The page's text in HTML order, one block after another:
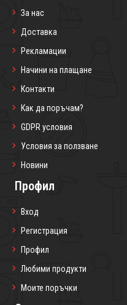
За нас
Доставка
Рекламации
Начини на плащане
Контакти
Как да поръчам?
GDPR условия
Условия за ползване
Новини
Профил
Вход
Регистрация
Профил
Любими продукти
Моите поръчки